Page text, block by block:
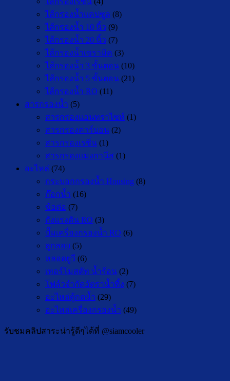
ไส้กรองน้ำแคปซูล (8)
ไส้กรองน้ำ 10 นิ้ว (9)
ไส้กรองน้ำ 20 นิ้ว (7)
ไส้กรองน้ำเซรามิค (3)
ไส้กรองน้ำ 3 ขั้นตอน (10)
ไส้กรองน้ำ 5 ขั้นตอน (21)
ไส้กรองน้ำ RO (11)
สารกรองน้ำ (5)
สารกรองแอนทราไซท์ (1)
สารกรองคาร์บอน (2)
สารกรองเรซิ่น (1)
สารกรองแมงกานีส (1)
อะไหล่ (74)
กระบอกกรองน้ำ Housing (8)
ก๊อกน้ำ (16)
ข้อต่อ (7)
ถังแรงดัน RO (3)
ปั๊มเครื่องกรองน้ำ RO (6)
ลูกลอย (5)
หลอดยูวี (6)
เทอร์โมสตัท น้ำร้อน (2)
โฟล์วจำกัดอัตราน้ำทิ้ง (7)
อะไหล่ตู้กดน้ำ (29)
อะไหล่เครื่องกรองน้ำ (49)
รับชมคลิปสาระน่ารู้ดีๆได้ที่ @siamcooler